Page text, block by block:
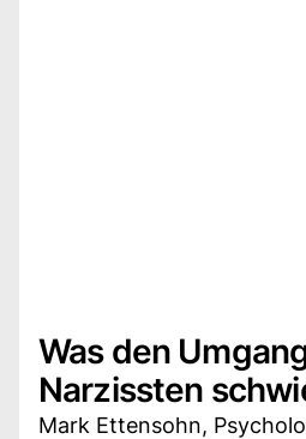
Was den
Narzissten
Mark Ettensohn,